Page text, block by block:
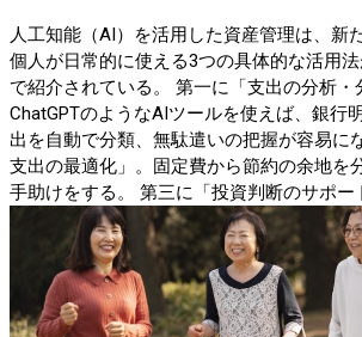
人工知能（AI）を活用した資産管理は、新
個人が日常的に使える3つの具体的な活用
で紹介されている。 第一に「支出の分析・
ChatGPTのようなAIツールを使えば、銀行
出を自動で分類、無駄遣いの把握が容易に
支出の最適化」。固定費から節約の余地を
手助けをする。 第三に「投資判断のサポー